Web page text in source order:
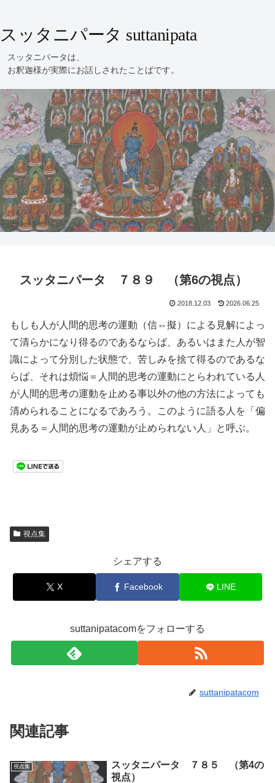
スッタニパータ suttanipata
スッタニパータ ７８９ （第6の視点）
2018.12.03 2026.06.25
もしも人が人間的思考の運動（信⇔擬）による見解によっ
て清らかになり得るのであるならば、あるいはまた人が智
識によって分別した状態で、苦しみを捨て得るのであるな
らば、それは煩悩＝人間的思考の運動にとらわれている人
が人間的思考の運動を止める事以外の他の方法によっても
清められることになるであろう。このように語る人を「偏
見ある＝人間的思考の運動が止められない人」と呼ぶ。
視点集
シェアする
X Facebook LINE
suttanipatacomをフォローする
suttanipatacom
関連記事
視点集
スッタニパータ ７８５ （第4の
視点）